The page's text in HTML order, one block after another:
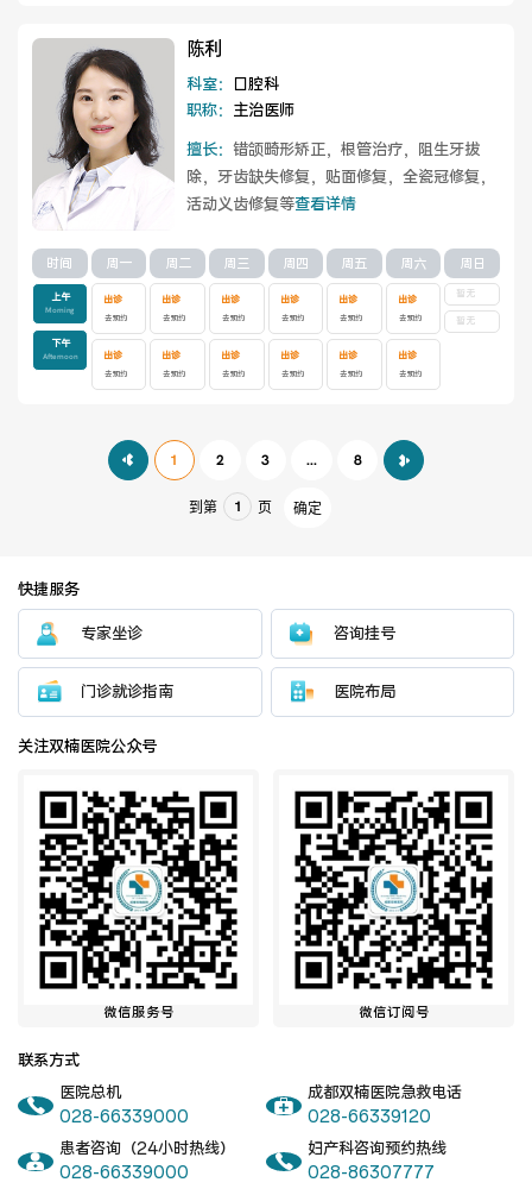
陈利
科室：
口腔科
职称： 主治医师
擅长： 错颌畸形矫正，根管治疗，阻生牙拔
除，牙齿缺失修复，贴面修复，全瓷冠修复，
活动义齿修复等查看详情
时间
上午
Morning
下午
Afternoon
周一
出诊
去预约
出诊
去预约
周二
出诊
去预约
出诊
去预约
周三
出诊
去预约
出诊
去预约
周四
出诊
去预约
出诊
去预约
周五
出诊
去预约
出诊
去预约
周六
出诊
去预约
出诊
去预约
周日
暂无
暂无
1 2 3 ... 8
到第 页 确定
快捷服务
专家坐诊 咨询挂号
门诊就诊指南 医院布局
关注双楠医院公众号
微信服务号 微信订阅号
联系方式
医院总机
028-66339000
成都双楠医院急救电话
028-66339120
患者咨询（24小时热线）
028-66339000
妇产科咨询预约热线
028-86307777